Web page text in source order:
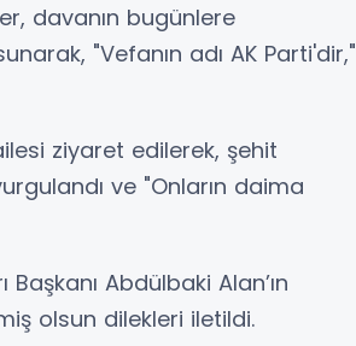
davanın bugünlere
"Vefanın adı AK Parti'dir,"
ziyaret edilerek, şehit
ve "Onların daima
Abdülbaki Alan’ın
olsun dilekleri iletildi.